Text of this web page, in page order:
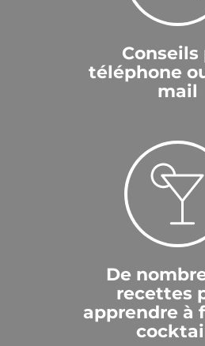
Conseils
téléphone
mail
De
recettes
apprendre à